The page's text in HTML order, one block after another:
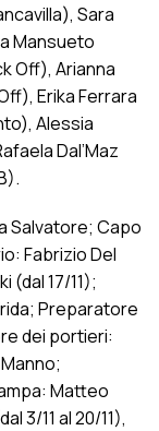
Sara
Mansueto
Off), Arianna
Erika Ferrara
Alessia
Dal’Maz
Salvatore; Capo
Fabrizio Del
(dal 17/11);
Preparatore
dei portieri:
Matteo
3/11 al 20/11),